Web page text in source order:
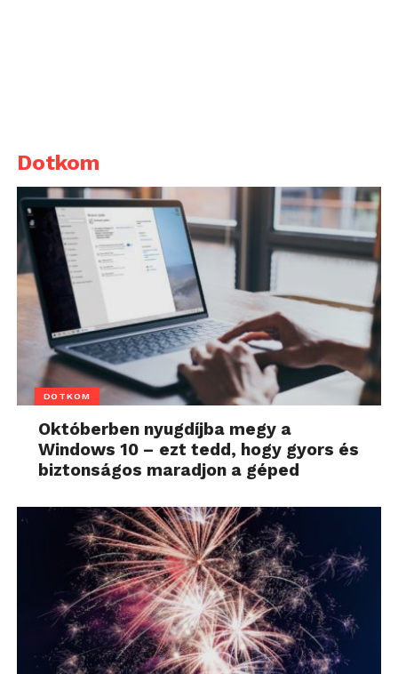
Dotkom
DOTKOM
Októberben nyugdíjba megy a
Windows 10 – ezt tedd, hogy gyors és
biztonságos maradjon a géped